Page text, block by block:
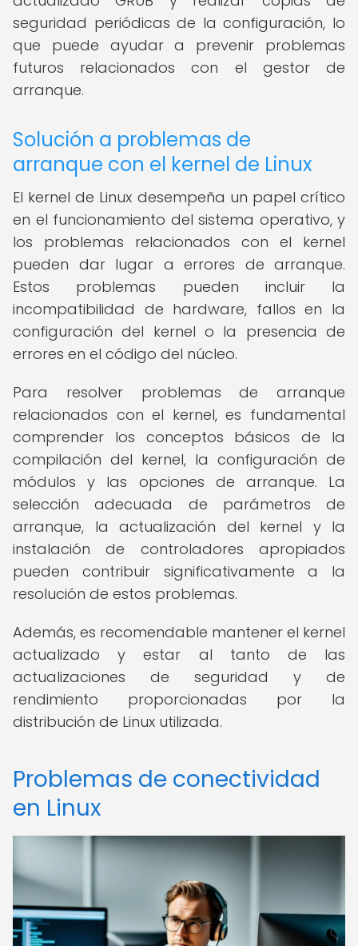
seguridad periódicas de la configuración, lo
que puede ayudar a prevenir problemas
futuros relacionados con el gestor de
arranque.
Solución a problemas de
arranque con el kernel de Linux
El kernel de Linux desempeña un papel crítico
en el funcionamiento del sistema operativo, y
los problemas relacionados con el kernel
pueden dar lugar a errores de arranque.
Estos problemas pueden incluir la
incompatibilidad de hardware, fallos en la
configuración del kernel o la presencia de
errores en el código del núcleo.
Para resolver problemas de arranque
relacionados con el kernel, es fundamental
comprender los conceptos básicos de la
compilación del kernel, la configuración de
módulos y las opciones de arranque. La
selección adecuada de parámetros de
arranque, la actualización del kernel y la
instalación de controladores apropiados
pueden contribuir significativamente a la
resolución de estos problemas.
Además, es recomendable mantener el kernel
actualizado y estar al tanto de las
actualizaciones de seguridad y de
rendimiento proporcionadas por la
distribución de Linux utilizada.
Problemas de conectividad
en Linux